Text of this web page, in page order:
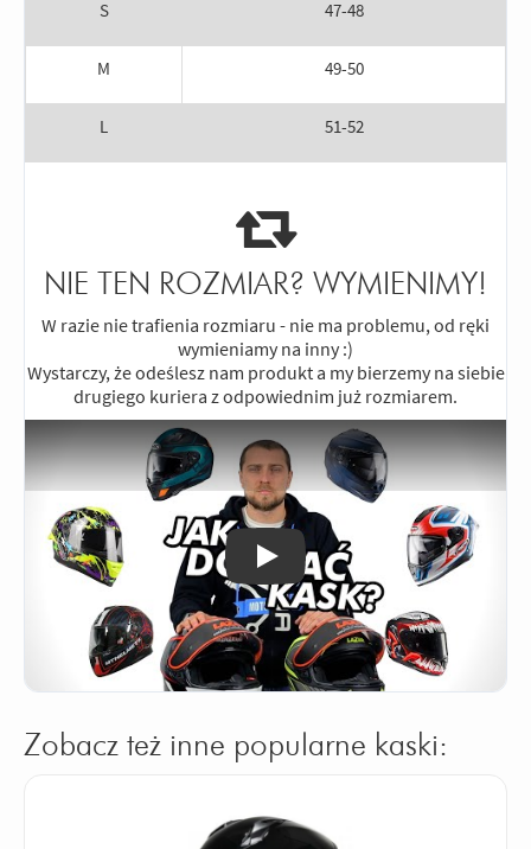
S 47-48
M 49-50
L 51-52
NIE TEN ROZMIAR? WYMIENIMY!
W razie nie trafienia rozmiaru - nie ma problemu, od ręki
wymieniamy na inny :)
Wystarczy, że odeślesz nam produkt a my bierzemy na siebie
drugiego kuriera z odpowiednim już rozmiarem.
Odtwórz
Zobacz też inne popularne kaski: